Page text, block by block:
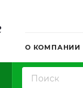
О КОМПАНИИ